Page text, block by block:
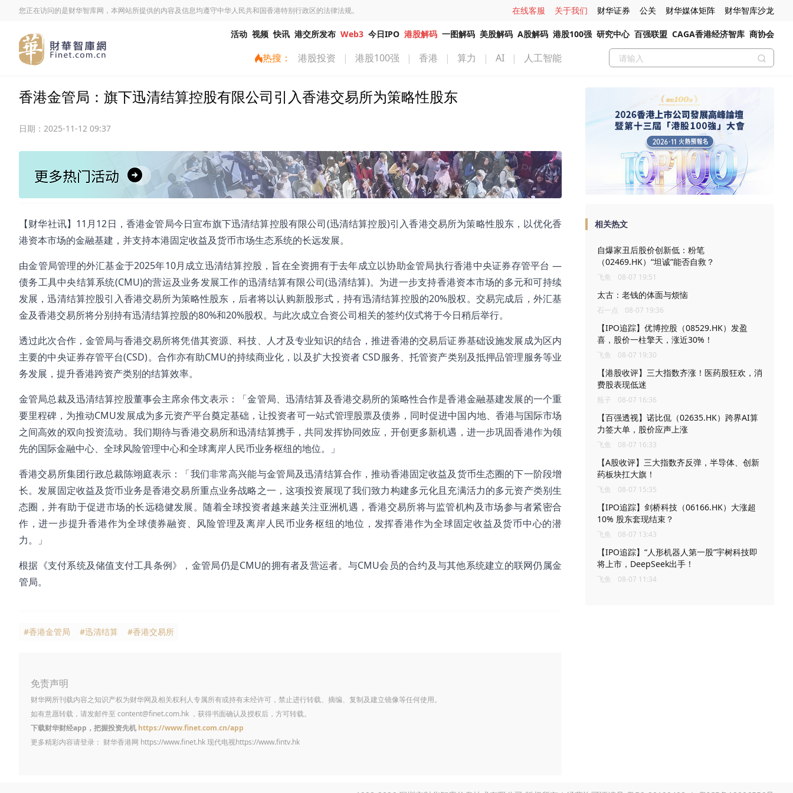
您正在访问的是财华智库网，本网站所提供的内容及信息均遵守中华人民共和国香港特别行政区的法律法规。 在线客服 关于我们 财华证券 公关 财华媒体矩阵 财华智库沙龙
活动 视频 快讯 港交所发布 Web3 今日IPO 港股解码 一图解码 美股解码 A股解码 港股100强 研究中心 百强联盟 CAGA香港经济智库 商协会
热搜： 港股投资 | 港股100强 | 香港 | 算力 | AI | 人工智能
香港金管局：旗下迅清结算控股有限公司引入香港交易所为策略性股东
日期： 2025-11-12 09:37
【财华社讯】11月12日，香港金管局今日宣布旗下迅清结算控股有限公司(迅清结算控股)引入香港交易所为策略性股东，以优化香
港资本市场的金融基建，并支持本港固定收益及货币市场生态系统的长远发展。
由金管局管理的外汇基金于2025年10月成立迅清结算控股，旨在全资拥有于去年成立以协助金管局执行香港中央证券存管平台 —
债务工具中央结算系统(CMU)的营运及业务发展工作的迅清结算有限公司(迅清结算)。为进一步支持香港资本市场的多元和可持续
发展，迅清结算控股引入香港交易所为策略性股东，后者将以认购新股形式，持有迅清结算控股的20%股权。交易完成后，外汇基
金及香港交易所将分别持有迅清结算控股的80%和20%股权。与此次成立合资公司相关的签约仪式将于今日稍后举行。
透过此次合作，金管局与香港交易所将凭借其资源、科技、人才及专业知识的结合，推进香港的交易后证券基础设施发展成为区内
主要的中央证券存管平台(CSD)。合作亦有助CMU的持续商业化，以及扩大投资者 CSD服务、托管资产类别及抵押品管理服务等业
务发展，提升香港跨资产类别的结算效率。
金管局总裁及迅清结算控股董事会主席余伟文表示：「金管局、迅清结算及香港交易所的策略性合作是香港金融基建发展的一个重
要里程碑，为推动CMU发展成为多元资产平台奠定基础，让投资者可一站式管理股票及债券，同时促进中国内地、香港与国际市场
之间高效的双向投资流动。我们期待与香港交易所和迅清结算携手，共同发挥协同效应，开创更多新机遇，进一步巩固香港作为领
先的国际金融中心、全球风险管理中心和全球离岸人民币业务枢纽的地位。」
香港交易所集团行政总裁陈翊庭表示：「我们非常高兴能与金管局及迅清结算合作，推动香港固定收益及货币生态圈的下一阶段增
长。发展固定收益及货币业务是香港交易所重点业务战略之一，这项投资展现了我们致力构建多元化且充满活力的多元资产类别生
态圈，并有助于促进市场的长远稳健发展。随着全球投资者越来越关注亚洲机遇，香港交易所将与监管机构及市场参与者紧密合
作，进一步提升香港作为全球债券融资、风险管理及离岸人民币业务枢纽的地位，发挥香港作为全球固定收益及货币中心的潜
力。」
根据《支付系统及储值支付工具条例》，金管局仍是CMU的拥有者及营运者。与CMU会员的合约及与其他系统建立的联网仍属金
管局。
#香港金管局 #迅清结算 #香港交易所
免责声明
财华网所刊载内容之知识产权为财华网及相关权利人专属所有或持有未经许可，禁止进行转载、摘编、复制及建立镜像等任何使用。
如有意愿转载，请发邮件至 content@finet.com.hk ，获得书面确认及授权后，方可转载。
下载财华财经app，把握投资先机 https://www.finet.com.cn/app
更多精彩内容请登录： 财华香港网 https://www.finet.hk现代电视https://www.fintv.hk
相关热文
自爆家丑后股价创新低：粉笔
（02469.HK）“坦诚”能否自救？
飞鱼 08-07 19:51
太古：老钱的体面与烦恼
石一点 08-07 19:36
【IPO追踪】优博控股（08529.HK）发盈
喜，股价一柱擎天，涨近30%！
飞鱼 08-07 19:30
【港股收评】三大指数齐涨！医药股狂欢，消
费股表现低迷
瓶子 08-07 16:36
【百强透视】诺比侃（02635.HK）跨界AI算
力签大单，股价应声上涨
飞鱼 08-07 16:33
【A股收评】三大指数齐反弹，半导体、创新
药板块扛大旗！
飞鱼 08-07 15:35
【IPO追踪】剑桥科技（06166.HK）大涨超
10% 股东套现结束？
飞鱼 08-07 13:43
【IPO追踪】“人形机器人第一股”宇树科技即
将上市，DeepSeek出手！
飞鱼 08-07 11:34